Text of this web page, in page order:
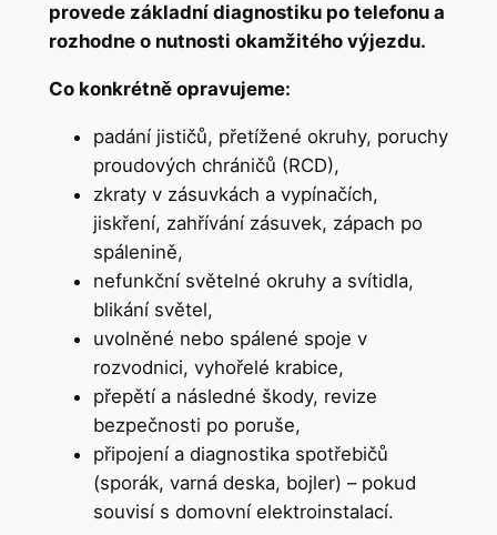
provede základní diagnostiku po telefonu a
rozhodne o nutnosti okamžitého výjezdu.
Co konkrétně opravujeme:
padání jističů, přetížené okruhy, poruchy
proudových chráničů (RCD),
zkraty v zásuvkách a vypínačích,
jiskření, zahřívání zásuvek, zápach po
spálenině,
nefunkční světelné okruhy a svítidla,
blikání světel,
uvolněné nebo spálené spoje v
rozvodnici, vyhořelé krabice,
přepětí a následné škody, revize
bezpečnosti po poruše,
připojení a diagnostika spotřebičů
(sporák, varná deska, bojler) – pokud
souvisí s domovní elektroinstalací.